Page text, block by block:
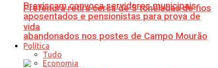
Prefeitura retira cerca de 5 toneladas de fios
abandonados nos postes de Campo Mourão
Previscam convoca servidores municipais
aposentados e pensionistas para prova de
vida
Política
Tudo
Economia